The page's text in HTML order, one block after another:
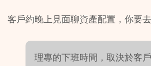
客戶約晚上見面聊資產配置，你要去
理專的下班時間，取決於客戶